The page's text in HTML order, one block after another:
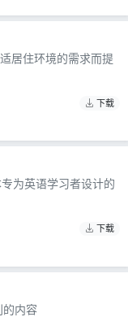
居住环境的需求而提
下载
为英语学习者设计的
下载
的内容